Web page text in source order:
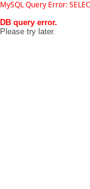
MySQL Query Error:
DB query error.
Please try later.